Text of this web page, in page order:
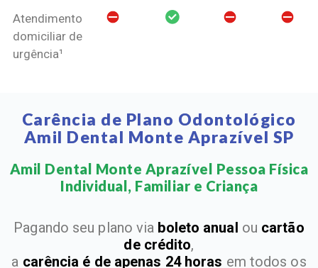
Atendimento
domiciliar de
urgência¹
Carência de Plano Odontológico
Amil Dental Monte Aprazível SP
Amil Dental Monte Aprazível Pessoa Física
Individual, Familiar e Criança​
Pagando seu plano via boleto anual ou cartão
de crédito,
a carência é de apenas 24 horas em todos os